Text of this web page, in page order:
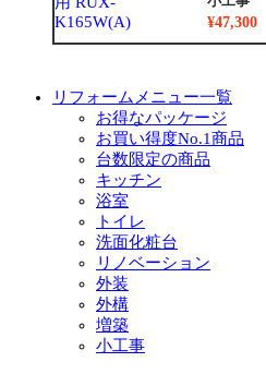
¥47,300
リフォームメニュー一覧
お得なパッケージ
お買い得度No.1商品
台数限定の商品
キッチン
浴室
トイレ
洗面化粧台
リノベーション
外装
外構
増築
小工事